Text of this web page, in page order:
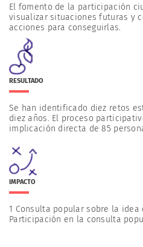
El fomento de la participación
visualizar situaciones futuras y
acciones para conseguirlas.
RESULTADO
Se han identificado diez retos
diez años. El proceso
implicación directa de 85
IMPACTO
1 Consulta popular sobre la idea
Participación en la consulta